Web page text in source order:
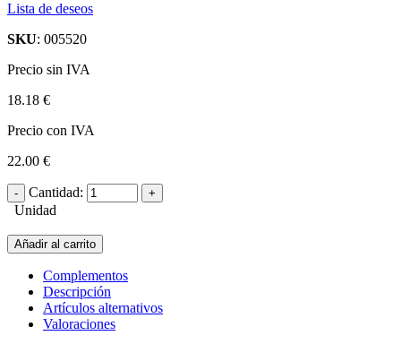
Lista de deseos
SKU: 005520
Precio sin IVA
18.18 €
Precio con IVA
22.00 €
Cantidad:
Unidad
Añadir al carrito
Complementos
Descripción
Artículos alternativos
Valoraciones